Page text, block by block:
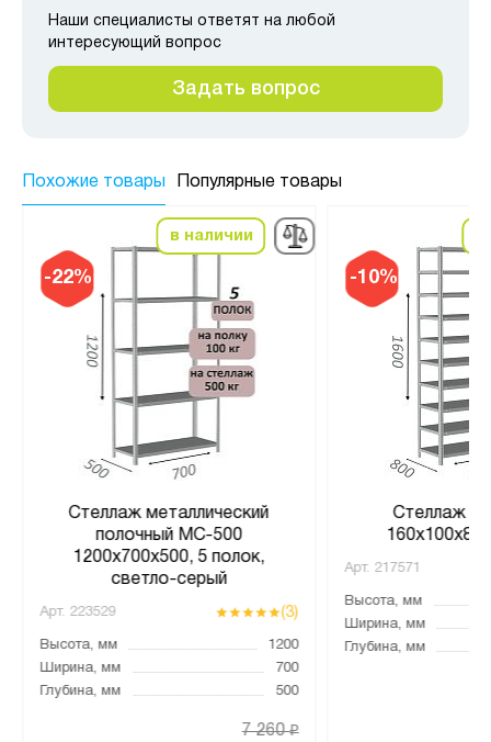
Наши специалисты ответят на любой
интересующий вопрос
Задать вопрос
Похожие товары Популярные товары
-22%
в наличии
Стеллаж металлический
полочный МС-500
1200х700х500, 5 полок,
светло-серый
Арт. 223529 (3)
Высота, мм
1200
Ширина, мм
700
Глубина, мм
500
7 260₽
-10%
Стеллаж
Арт. 217571
Высота, мм
Ширина, мм
Глубина, мм